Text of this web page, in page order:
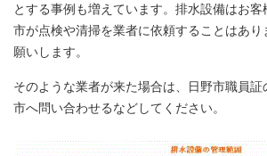
とする事例も増えています。排水設備はお客
市が点検や清掃を業者に依頼することはあり
願いします。
そのような業者が来た場合は、日野市職員証
市へ問い合わせるなどしてください。